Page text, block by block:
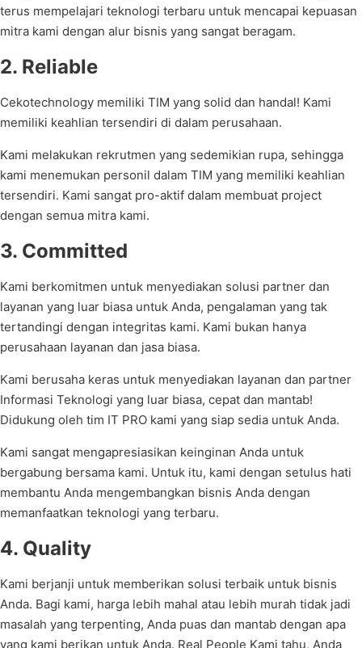
terus mempelajari teknologi terbaru untuk mencapai kepuasan
mitra kami dengan alur bisnis yang sangat beragam.
2. Reliable
Cekotechnology memiliki TIM yang solid dan handal! Kami
memiliki keahlian tersendiri di dalam perusahaan.
Kami melakukan rekrutmen yang sedemikian rupa, sehingga
kami menemukan personil dalam TIM yang memiliki keahlian
tersendiri. Kami sangat pro-aktif dalam membuat project
dengan semua mitra kami.
3. Committed
Kami berkomitmen untuk menyediakan solusi partner dan
layanan yang luar biasa untuk Anda, pengalaman yang tak
tertandingi dengan integritas kami. Kami bukan hanya
perusahaan layanan dan jasa biasa.
Kami berusaha keras untuk menyediakan layanan dan partner
Informasi Teknologi yang luar biasa, cepat dan mantab!
Didukung oleh tim IT PRO kami yang siap sedia untuk Anda.
Kami sangat mengapresiasikan keinginan Anda untuk
bergabung bersama kami. Untuk itu, kami dengan setulus hati
membantu Anda mengembangkan bisnis Anda dengan
memanfaatkan teknologi yang terbaru.
4. Quality
Kami berjanji untuk memberikan solusi terbaik untuk bisnis
Anda. Bagi kami, harga lebih mahal atau lebih murah tidak jadi
masalah yang terpenting, Anda puas dan mantab dengan apa
yang kami berikan untuk Anda. Real People Kami tahu, Anda